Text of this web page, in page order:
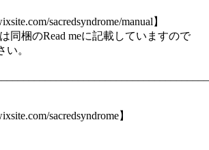
sacredsyndrome/manual】
同梱のRead meに記載していますので
い。
sacredsyndrome】